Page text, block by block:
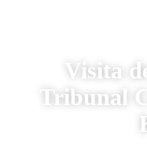
Visita
Tribunal